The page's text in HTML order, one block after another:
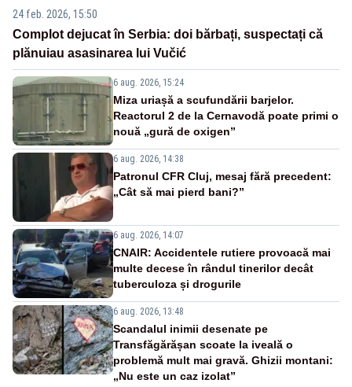
24 feb. 2026, 15:50
Complot dejucat în Serbia: doi bărbați, suspectați că
plănuiau asasinarea lui Vučić
6 aug. 2026, 15:24
Miza uriașă a scufundării barjelor.
Reactorul 2 de la Cernavodă poate primi o
nouă „gură de oxigen”
6 aug. 2026, 14:38
Patronul CFR Cluj, mesaj fără precedent:
„Cât să mai pierd bani?”
6 aug. 2026, 14:07
CNAIR: Accidentele rutiere provoacă mai
multe decese în rândul tinerilor decât
tuberculoza și drogurile
6 aug. 2026, 13:48
Scandalul inimii desenate pe
Transfăgărășan scoate la iveală o
problemă mult mai gravă. Ghizii montani:
„Nu este un caz izolat”